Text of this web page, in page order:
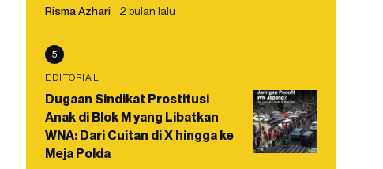
Risma Azhari 2 bulan lalu
5
EDITORIAL
Dugaan Sindikat Prostitusi
Anak di Blok M yang Libatkan
WNA: Dari Cuitan di X hingga ke
Meja Polda